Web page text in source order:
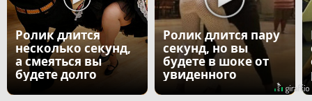
Ролик длится
несколько секунд,
а смеяться вы
будете долго
Ролик длится пару
секунд, но вы
будете в шоке от
увиденного